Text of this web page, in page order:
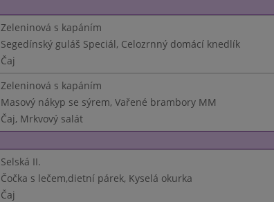
Zeleninová s kapáním
Segedínský guláš Speciál, Celozrnný domácí knedlík
Čaj
Zeleninová s kapáním
Masový nákyp se sýrem, Vařené brambory MM
Čaj, Mrkvový salát
Selská II.
Čočka s lečem,dietní párek, Kyselá okurka
Čaj